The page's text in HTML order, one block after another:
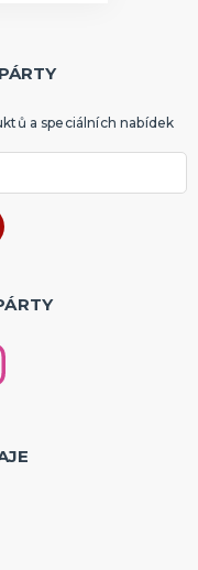
a speciálních nabídek